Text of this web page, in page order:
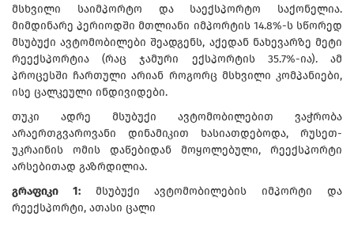
მსხვილი საიმპორტო და საექსპორტო საქონელია.
მიმდინარე პერიოდში მთლიანი იმპორტის 14.8%-ს სწორედ
მსუბუქი ავტომობილები შეადგენს, აქედან ნახევარზე მეტი
რეექსპორტია (რაც ჯამური ექსპორტის 35.7%-ია). ამ
პროცესში ჩართული არიან როგორც მსხვილი კომპანიები,
ისე ცალკეული ინდივიდები.
თუკი ადრე მსუბუქი ავტომობილებით ვაჭრობა
არაერთგვაროვანი დინამიკით ხასიათდებოდა, რუსეთ-
უკრაინის ომის დაწებიდან მოყოლებული, რეექსპორტი
არსებითად გაზრდილია.
გრაფიკი 1:მსუბუქი ავტომობილების იმპორტი და
რეექსპორტი, ათასი ცალი